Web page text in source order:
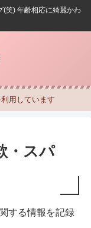
(笑) 年齢相応に綺麗かわ
用しています
・スパ
する情報を記録